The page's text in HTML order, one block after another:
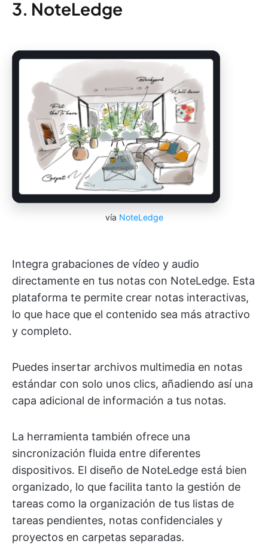
3. NoteLedge
vía NoteLedge
Integra grabaciones de vídeo y audio
directamente en tus notas con NoteLedge. Esta
plataforma te permite crear notas interactivas,
lo que hace que el contenido sea más atractivo
y completo.
Puedes insertar archivos multimedia en notas
estándar con solo unos clics, añadiendo así una
capa adicional de información a tus notas.
La herramienta también ofrece una
sincronización fluida entre diferentes
dispositivos. El diseño de NoteLedge está bien
organizado, lo que facilita tanto la gestión de
tareas como la organización de tus listas de
tareas pendientes, notas confidenciales y
proyectos en carpetas separadas.